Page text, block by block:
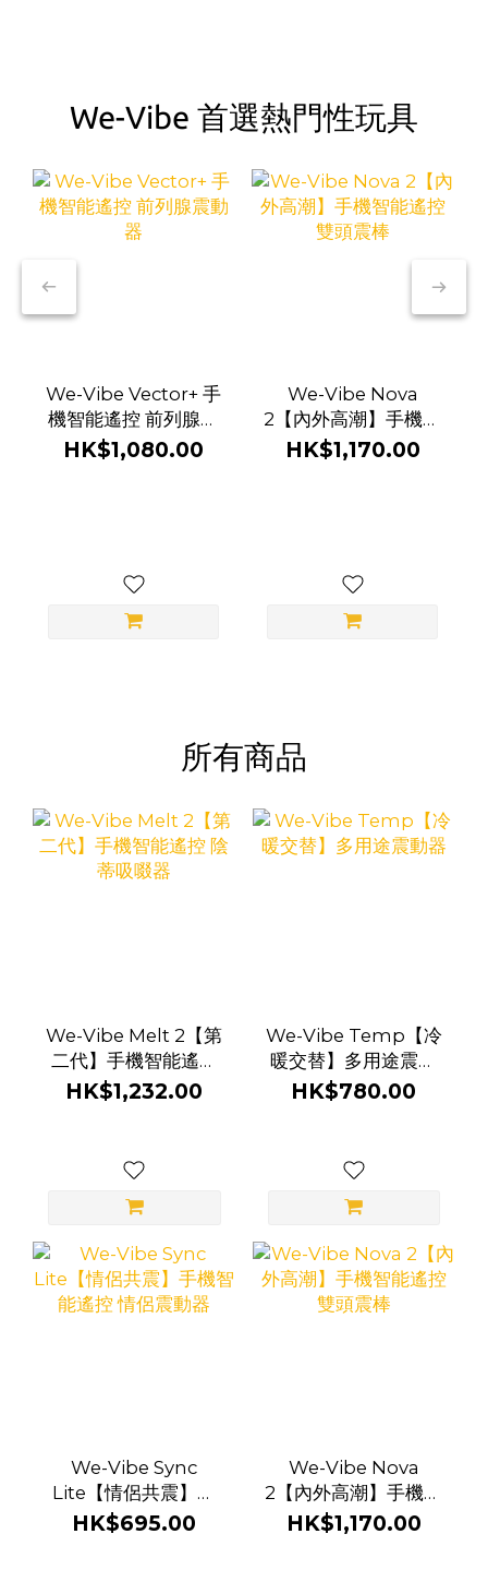
We-Vibe 首選熱門性玩具
We-Vibe Vector+ 手
機智能遙控 前列腺震
動器
HK$1,080.00
We-Vibe Nova
2【內外高潮】手機智
能遙控 雙頭震棒
HK$1,170.00
所有商品
We-Vibe Melt 2【第
二代】手機智能遙控
陰蒂吸啜器
HK$1,232.00
We-Vibe Temp【冷
暖交替】多用途震動
器
HK$780.00
We-Vibe Sync
Lite【情侶共震】手
機智能遙控 情侶震動
HK$695.00
We-Vibe Nova
2【內外高潮】手機智
能遙控 雙頭震棒
HK$1,170.00